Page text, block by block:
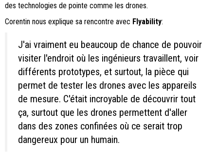
des technologies de pointe comme les drones.
Corentin nous explique sa rencontre avec Flyability:
J'ai vraiment eu beaucoup de chance de pouvoir
visiter l'endroit où les ingénieurs travaillent, voir
différents prototypes, et surtout, la pièce qui
permet de tester les drones avec les appareils
de mesure. C'était incroyable de découvrir tout
ça, surtout que les drones permettent d'aller
dans des zones confinées où ce serait trop
dangereux pour un humain.